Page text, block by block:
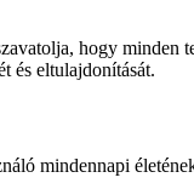
hogy minden
és eltulajdonítását.
mindennapi